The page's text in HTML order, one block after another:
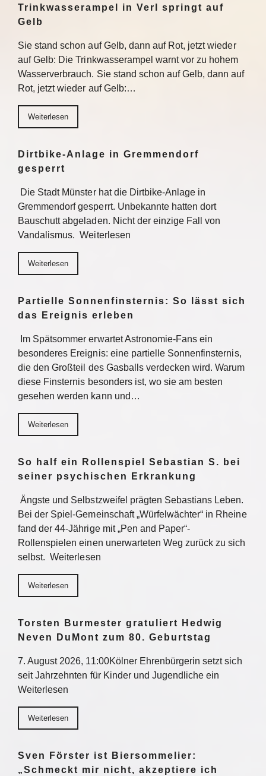
Trinkwasserampel in Verl springt auf
Gelb
Sie stand schon auf Gelb, dann auf Rot, jetzt wieder
auf Gelb: Die Trinkwasserampel warnt vor zu hohem
Wasserverbrauch. Sie stand schon auf Gelb, dann auf
Rot, jetzt wieder auf Gelb:…
Weiterlesen
Dirtbike-Anlage in Gremmendorf
gesperrt
Die Stadt Münster hat die Dirtbike-Anlage in
Gremmendorf gesperrt. Unbekannte hatten dort
Bauschutt abgeladen. Nicht der einzige Fall von
Vandalismus. Weiterlesen
Weiterlesen
Partielle Sonnenfinsternis: So lässt sich
das Ereignis erleben
Im Spätsommer erwartet Astronomie-Fans ein
besonderes Ereignis: eine partielle Sonnenfinsternis,
die den Großteil des Gasballs verdecken wird. Warum
diese Finsternis besonders ist, wo sie am besten
gesehen werden kann und…
Weiterlesen
So half ein Rollenspiel Sebastian S. bei
seiner psychischen Erkrankung
Ängste und Selbstzweifel prägten Sebastians Leben.
Bei der Spiel-Gemeinschaft „Würfelwächter“ in Rheine
fand der 44-Jährige mit „Pen and Paper“-
Rollenspielen einen unerwarteten Weg zurück zu sich
selbst. Weiterlesen
Weiterlesen
Torsten Burmester gratuliert Hedwig
Neven DuMont zum 80. Geburtstag
7. August 2026, 11:00Kölner Ehrenbürgerin setzt sich
seit Jahrzehnten für Kinder und Jugendliche ein
Weiterlesen
Weiterlesen
Sven Förster ist Biersommelier:
„Schmeckt mir nicht, akzeptiere ich